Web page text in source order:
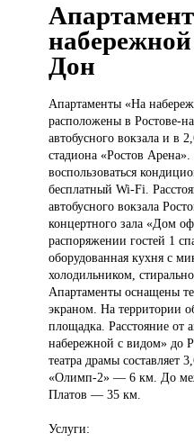
Дон
Апартаменты «На
расположены в Ростове-
автобусного вокзала и в
стадиона «Ростов
воспользоваться
бесплатный Wi-Fi.
автобусного вокзала
концертного зала «Дом
распоряжении гостей 1
оборудованная кухня с
холодильником,
Апартаменты оснащены
экраном. На территории
площадка. Расстояние от
набережной с видом» до
театра драмы составляет
«Олимп-2» — 6 км. До
Платов — 35 км.
Услуги: